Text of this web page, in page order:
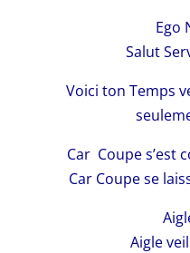
Ego
Salut
Voici ton Temps
Car Coupe s’est
Car Coupe se
Aigle